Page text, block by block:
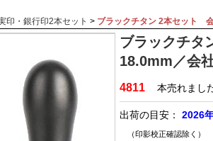
印・銀行印2本セット > ブラックチタン 2本セット
ブラックチタ
18.0mm／会
4811 本売れまし
出荷の目安： 2026
（印影校正確認除く）